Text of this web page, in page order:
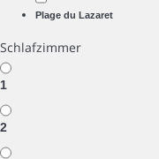
Plage du Lazaret
Schlafzimmer
1
2